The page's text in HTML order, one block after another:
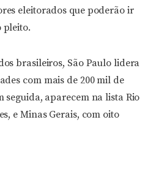
eleitorados que poderão ir
pleito.
brasileiros, São Paulo lidera
com mais de 200 mil de
seguida, aparecem na lista Rio
e Minas Gerais, com oito